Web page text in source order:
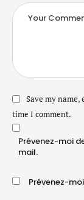
Save my
time I comment.
Prévenez-moi
mail.
Prévenez-